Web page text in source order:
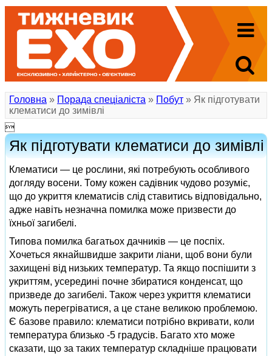
Головна » Порада спеціаліста » Побут » Як підготувати
клематиси до зимівлі

Як підготувати клематиси до зимівлі
Клематиси — це рослини, які потребують особливого
догляду восени. Тому кожен садівник чудово розуміє,
що до укриття клематисів слід ставитись відповідально,
адже навіть незначна помилка може призвести до
їхньої загибелі.
Типова помилка багатьох дачників — це поспіх.
Хочеться якнайшвидше закрити ліани, щоб вони були
захищені від низьких температур. Та якщо поспішити з
укриттям, усередині почне збиратися конденсат, що
призведе до загибелі. Також через укриття клематиси
можуть перегріватися, а це стане великою проблемою.
Є базове правило: клематиси потрібно вкривати, коли
температура близько -5 градусів. Багато хто може
сказати, що за таких температур складніше працювати